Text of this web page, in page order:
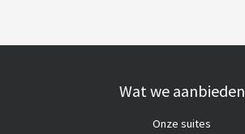
Wat we aanbieden
Onze suites